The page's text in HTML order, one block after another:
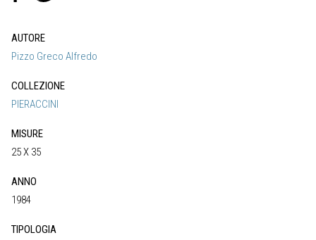
AUTORE
Pizzo Greco Alfredo
COLLEZIONE
PIERACCINI
MISURE
25 X 35
ANNO
1984
TIPOLOGIA